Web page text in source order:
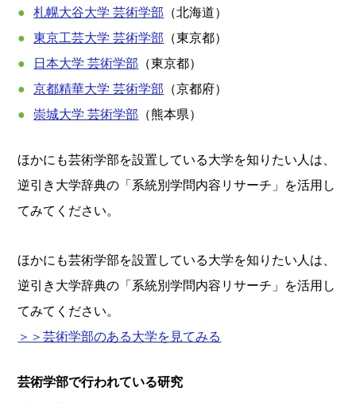
札幌大谷大学 芸術学部 （北海道）
東京工芸大学 芸術学部 （東京都）
日本大学 芸術学部 （東京都）
京都精華大学 芸術学部 （京都府）
崇城大学 芸術学部 （熊本県）
ほかにも芸術学部を設置している大学を知りたい人は、
逆引き大学辞典の「系統別学問内容リサーチ」を活用し
てみてください。
ほかにも芸術学部を設置している大学を知りたい人は、
逆引き大学辞典の「系統別学問内容リサーチ」を活用し
てみてください。
＞＞芸術学部のある大学を見てみる
芸術学部で行われている研究